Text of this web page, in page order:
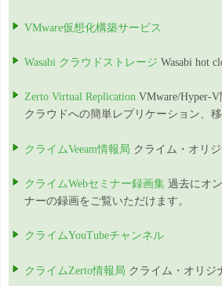
VMware仮想化構築サービス
Wasabi クラウドストレージ Wasabi hot
Zerto Virtual Replication VMware/Hyper-
クラウドへの簡単レプリケーション、
クライムVeeam情報局 クライム・オリ
クライムWebセミナー録画集 過去にオ
ナーの録画をご覧いただけます。
クライムYouTubeチャンネル
クライムZerto情報局 クライム・オリジ